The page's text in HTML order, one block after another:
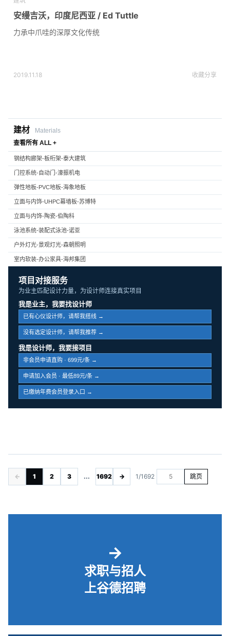
安缦吉沃，印度尼西亚 / Ed Tuttle
力承中爪哇的深厚文化传统
2019.11.18 收藏分享
建材
Materials
查看所有 ALL +
钢结构廊架-板桁架-泰大建筑
门控系统-自动门-濠振机电
弹性地板-PVC地板-海象地板
立面与内饰-UHPC幕墙板-苏博特
立面与内饰-陶瓷-伯陶科
泳池系统-装配式泳池-诺亚
户外灯光-景观灯光-森朝照明
室内软装-办公家具-海邦集团
项目对接服务
为业主匹配设计力量，为设计师连接真实项目
我是业主，我要找设计师
已有心仪设计师，请帮我搭线 →
没有选定设计师，请帮我推荐 →
我是设计师，我要接项目
非会员申请直购 · 699元/条 →
申请加入会员 · 最低89元/条 →
已缴纳年费会员登录入口 →
← 1 2 3 ... 1692 → 1/1692 跳页
→
求职与招人
上谷德招聘